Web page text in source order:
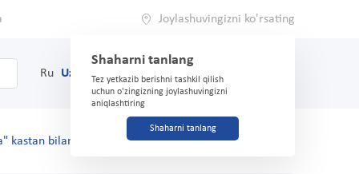
Joylashuvingizni ko'rsating
Shaharni tanlang
Tez yetkazib berishni tashkil qilish
uchun o'zingizning joylashuvingizni
aniqlashtiring
Shaharni tanlang
Ru Uz (71) 200-03-03
kastan bilan 125ml